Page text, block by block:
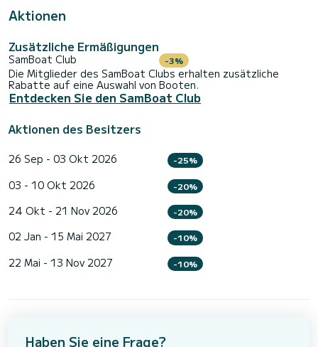
Aktionen
Zusätzliche Ermäßigungen
SamBoat Club -3%
Die Mitglieder des SamBoat Clubs erhalten zusätzliche
Rabatte auf eine Auswahl von Booten.
Entdecken Sie den SamBoat Club
Aktionen des Besitzers
26 Sep - 03 Okt 2026 -25%
03 - 10 Okt 2026 -20%
24 Okt - 21 Nov 2026 -20%
02 Jan - 15 Mai 2027 -10%
22 Mai - 13 Nov 2027 -10%
Haben Sie eine Frage?